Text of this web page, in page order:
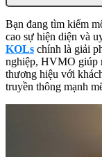
Bạn đang tìm kiếm
cao sự hiện diện và
KOLs chính là giải
nghiệp, HVMO giúp
thương hiệu với
truyền thông mạnh